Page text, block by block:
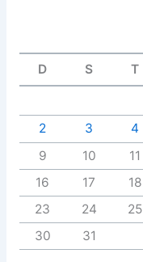
D S T
2
3 4
9
10 11
16
17 18
23
24 25
30
31